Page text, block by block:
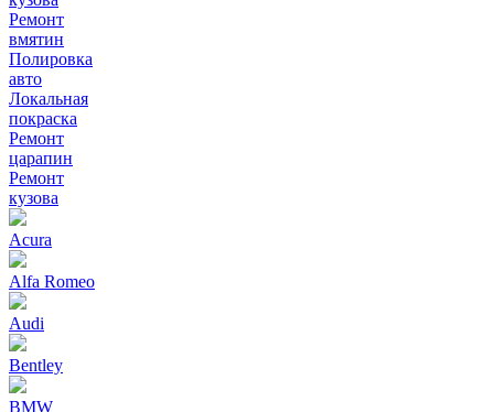
Ремонт
вмятин
Полировка
авто
Локальная
покраска
Ремонт
царапин
Ремонт
кузова
Acura
Alfa Romeo
Audi
Bentley
BMW